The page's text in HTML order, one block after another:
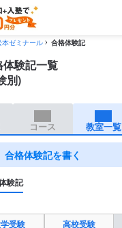
本ゼミナール 合格体験記
験記一覧
別)
コース 教室一覧
験記
合格体験記を書く
受験 高校受験